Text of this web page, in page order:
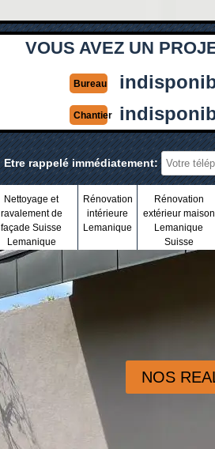
VOUS AVEZ UN
Bureau
Chantier
Etre rappelé immédiatement:
Nettoyage et
ravalement de
façade Suisse
Lemanique
Rénovation
intérieure
Lemanique
Rénovation
extérieur maison
Lemanique
Suisse
NOS